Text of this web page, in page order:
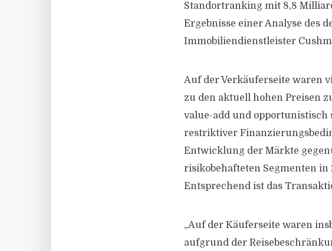
Standortranking mit 8,8
Ergebnisse einer Analyse des
Immobiliendienstleister
Auf der Verkäuferseite waren
zu den aktuell hohen Preisen
value-add und
restriktiver
Entwicklung der Märkte
risikobehafteten Segmenten
Entsprechend ist das
„Auf der Käuferseite waren
aufgrund der